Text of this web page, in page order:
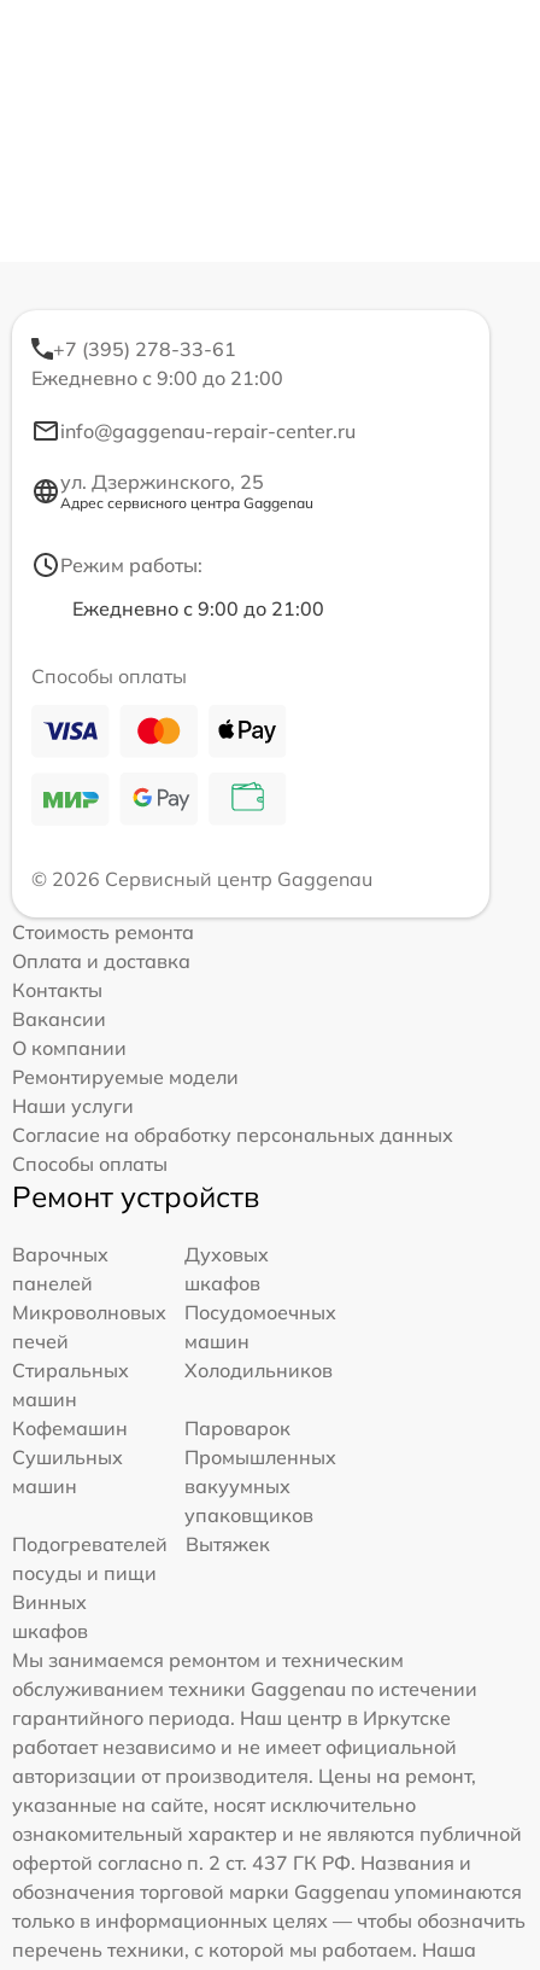
+7 (395) 278-33-61
Ежедневно с 9:00 до 21:00
info@gaggenau-repair-center.ru
ул. Дзержинского, 25
Адрес сервисного центра Gaggenau
Режим работы:
Ежедневно с 9:00 до 21:00
Способы оплаты
© 2026 Сервисный центр Gaggenau
Стоимость ремонта
Оплата и доставка
Контакты
Вакансии
О компании
Ремонтируемые модели
Наши услуги
Согласие на обработку персональных данных
Способы оплаты
Ремонт устройств
Варочных
панелей
Духовых
шкафов
Микроволновых
печей
Посудомоечных
машин
Стиральных
машин
Холодильников
Кофемашин
Пароварок
Сушильных
машин
Промышленных
вакуумных
упаковщиков
Подогревателей
посуды и пищи
Вытяжек
Винных
шкафов
Мы занимаемся ремонтом и техническим
обслуживанием техники Gaggenau по истечении
гарантийного периода. Наш центр в Иркутске
работает независимо и не имеет официальной
авторизации от производителя. Цены на ремонт,
указанные на сайте, носят исключительно
ознакомительный характер и не являются публичной
офертой согласно п. 2 ст. 437 ГК РФ. Названия и
обозначения торговой марки Gaggenau упоминаются
только в информационных целях — чтобы обозначить
перечень техники, с которой мы работаем. Наша